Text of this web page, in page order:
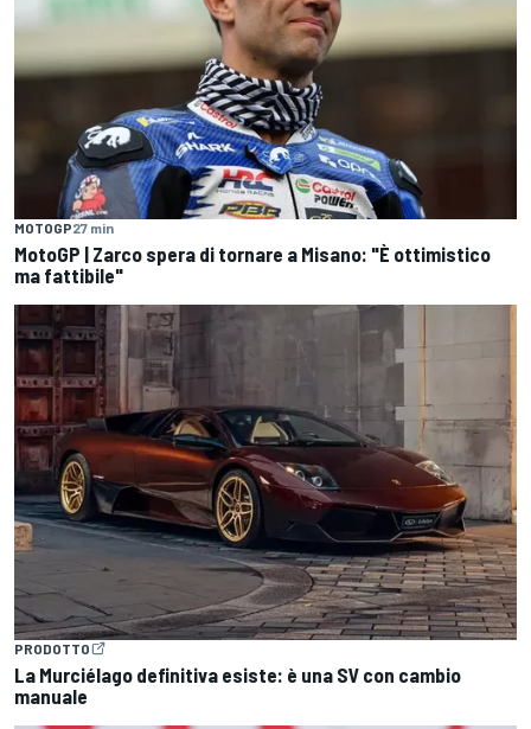
MOTOGP27 min
MotoGP | Zarco spera di tornare a Misano: "È ottimistico
ma fattibile"
PRODOTTO
La Murciélago definitiva esiste: è una SV con cambio
manuale